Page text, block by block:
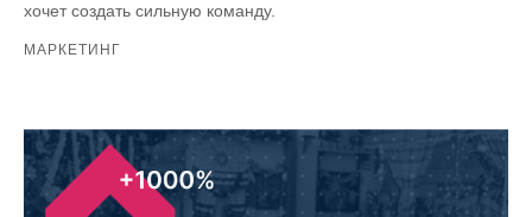
хочет создать сильную команду.
МАРКЕТИНГ